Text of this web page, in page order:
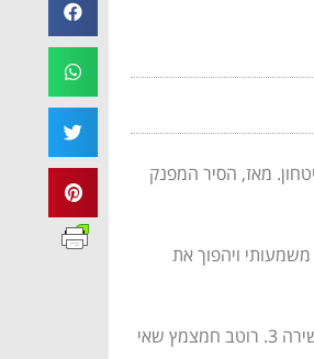
מאז, הסיר המפנק
ויהפוך את
כמו כל דבר טוב, המתכון מחולק לשלושה חלקים: 1. ריפוד הסיר על מנת שהמנה לא תיחרך בתחתיתה ותקבל טעם מכל כיוון. 2. הארטישוקים ממולאים בתערובת עשירה 3. רוטב חמצמץ שאי